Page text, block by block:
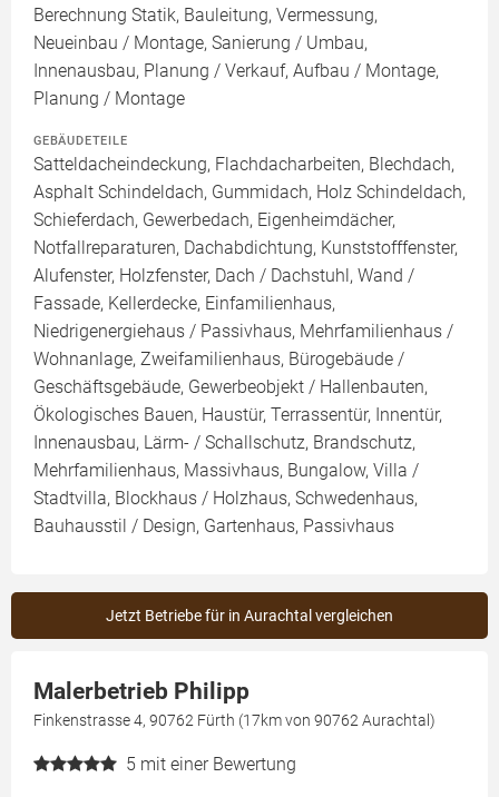
Berechnung Statik, Bauleitung, Vermessung,
Neueinbau / Montage, Sanierung / Umbau,
Innenausbau, Planung / Verkauf, Aufbau / Montage,
Planung / Montage
GEBÄUDETEILE
Satteldacheindeckung, Flachdacharbeiten, Blechdach,
Asphalt Schindeldach, Gummidach, Holz Schindeldach,
Schieferdach, Gewerbedach, Eigenheimdächer,
Notfallreparaturen, Dachabdichtung, Kunststofffenster,
Alufenster, Holzfenster, Dach / Dachstuhl, Wand /
Fassade, Kellerdecke, Einfamilienhaus,
Niedrigenergiehaus / Passivhaus, Mehrfamilienhaus /
Wohnanlage, Zweifamilienhaus, Bürogebäude /
Geschäftsgebäude, Gewerbeobjekt / Hallenbauten,
Ökologisches Bauen, Haustür, Terrassentür, Innentür,
Innenausbau, Lärm- / Schallschutz, Brandschutz,
Mehrfamilienhaus, Massivhaus, Bungalow, Villa /
Stadtvilla, Blockhaus / Holzhaus, Schwedenhaus,
Bauhausstil / Design, Gartenhaus, Passivhaus
Jetzt Betriebe für in Aurachtal vergleichen
Malerbetrieb Philipp
Finkenstrasse 4, 90762 Fürth (17km von 90762 Aurachtal)
5 mit einer Bewertung